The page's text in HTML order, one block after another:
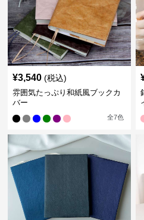
¥3,540 (税込)
雰囲気たっぷり和紙風ブックカ
バー
全7色